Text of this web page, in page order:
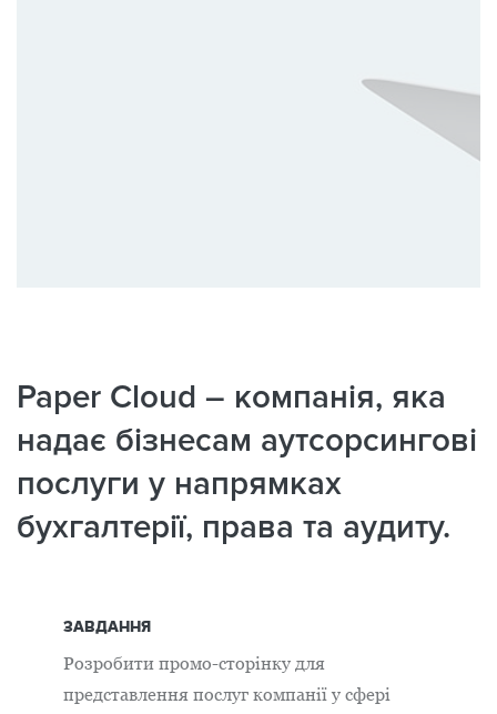
Paper Cloud – компанія, яка
надає бізнесам аутсорсингові
послуги у напрямках
бухгалтерії, права та аудиту.
ЗАВДАННЯ
Розробити промо-сторінку для
представлення послуг компанії у сфері